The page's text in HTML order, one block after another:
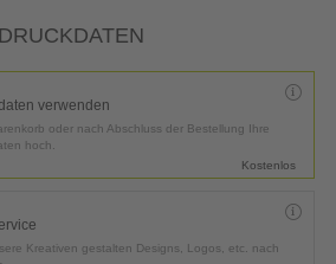
DRUCKDATEN
verwenden
oder nach Abschluss der Bestellung Ihre
hoch.
Kostenlos
Kreativen gestalten Designs, Logos, etc. nach